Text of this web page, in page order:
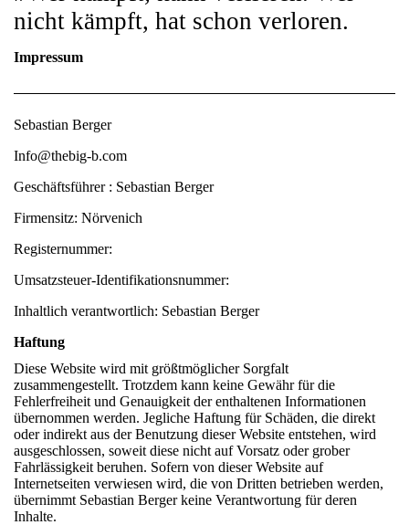
nicht kämpft, hat schon verloren.
Impressum
Sebastian Berger
Info@thebig-b.com
Geschäftsführer : Sebastian Berger
Firmensitz: Nörvenich
Registernummer:
Umsatzsteuer-Identifikationsnummer:
Inhaltlich verantwortlich: Sebastian Berger
Haftung
Diese Website wird mit größtmöglicher Sorgfalt
zusammengestellt. Trotzdem kann keine Gewähr für die
Fehlerfreiheit und Genauigkeit der enthaltenen Informationen
übernommen werden. Jegliche Haftung für Schäden, die direkt
oder indirekt aus der Benutzung dieser Website entstehen, wird
ausgeschlossen, soweit diese nicht auf Vorsatz oder grober
Fahrlässigkeit beruhen. Sofern von dieser Website auf
Internetseiten verwiesen wird, die von Dritten betrieben werden,
übernimmt Sebastian Berger keine Verantwortung für deren
Inhalte.